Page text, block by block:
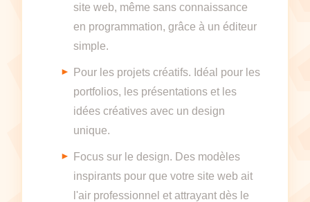
site web, même sans connaissance
en programmation, grâce à un éditeur
simple.
Pour les projets créatifs. Idéal pour les
portfolios, les présentations et les
idées créatives avec un design
unique.
Focus sur le design. Des modèles
inspirants pour que votre site web ait
l'air professionnel et attrayant dès le